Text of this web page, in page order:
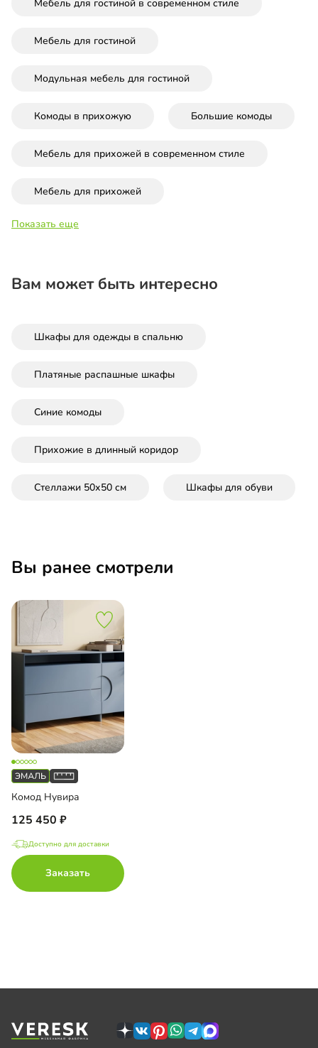
Мебель для гостиной в современном стиле
Мебель для гостиной
Модульная мебель для гостиной
Комоды в прихожую Большие комоды
Мебель для прихожей в современном стиле
Мебель для прихожей
Показать еще
Вам может быть интересно
Шкафы для одежды в спальню
Платяные распашные шкафы
Синие комоды
Прихожие в длинный коридор
Стеллажи 50х50 см Шкафы для обуви
Вы ранее смотрели
Комод Нувира
125 450
Доступно для доставки
Заказать